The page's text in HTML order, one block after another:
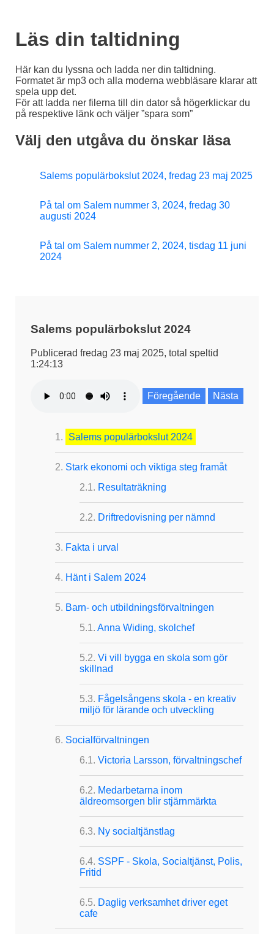
Läs din taltidning
Här kan du lyssna och ladda ner din taltidning.
Formatet är mp3 och alla moderna webbläsare klarar att
spela upp det.
För att ladda ner filerna till din dator så högerklickar du
på respektive länk och väljer ”spara som”
Välj den utgåva du önskar läsa
Salems populärbokslut 2024, fredag 23 maj 2025
På tal om Salem nummer 3, 2024, fredag 30
augusti 2024
På tal om Salem nummer 2, 2024, tisdag 11 juni
2024
Salems populärbokslut 2024
Publicerad fredag 23 maj 2025, total speltid
1:24:13
Föregående Nästa
Salems populärbokslut 2024
Stark ekonomi och viktiga steg framåt
Resultaträkning
Driftredovisning per nämnd
Fakta i urval
Hänt i Salem 2024
Barn- och utbildningsförvaltningen
Anna Widing, skolchef
Vi vill bygga en skola som gör
skillnad
Fågelsångens skola - en kreativ
miljö för lärande och utveckling
Socialförvaltningen
Victoria Larsson, förvaltningschef
Medarbetarna inom
äldreomsorgen blir stjärnmärkta
Ny socialtjänstlag
SSPF - Skola, Socialtjänst, Polis,
Fritid
Daglig verksamhet driver eget
cafe